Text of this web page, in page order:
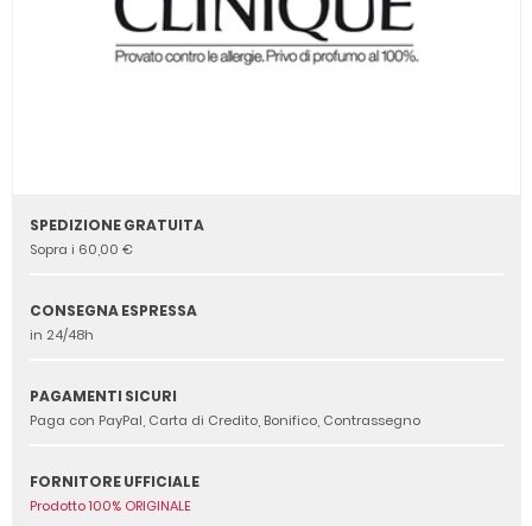
SPEDIZIONE GRATUITA
Sopra i 60,00 €
CONSEGNA ESPRESSA
in 24/48h
PAGAMENTI SICURI
Paga con PayPal, Carta di Credito, Bonifico, Contrassegno
FORNITORE UFFICIALE
Prodotto 100% ORIGINALE